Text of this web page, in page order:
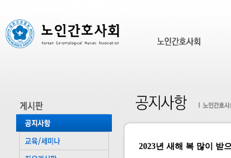
2023년 새해 복 많이 받